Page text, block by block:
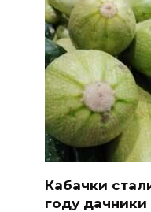
Кабачки
году дачники